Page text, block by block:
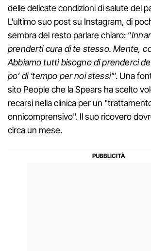
delle delicate condizioni di salute del
L'ultimo suo post su Instagram, di
sembra del resto parlare chiaro: “
prenderti cura di te stesso. Mente,
Abbiamo tutti bisogno di prenderci
po’ di ‘tempo per noi stessi'”. Una
sito People che la Spears ha scelto
recarsi nella clinica per un
onnicomprensivo". Il suo ricovero
circa un mese.